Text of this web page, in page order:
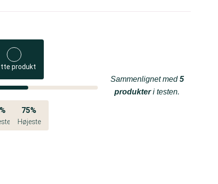
produkt
75%
Højeste
Sammenlignet med5
produkteri testen.